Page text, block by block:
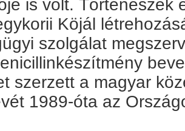
is volt. Történészek
Köjál
szolgálat
szerzett a magyar
1989-óta az